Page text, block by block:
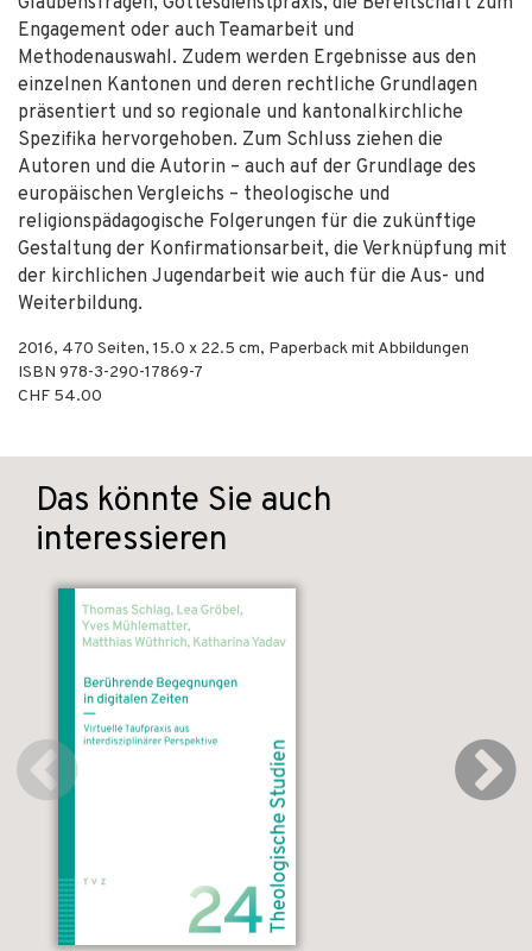
Engagement oder auch Teamarbeit und
Methodenauswahl. Zudem werden Ergebnisse aus den
einzelnen Kantonen und deren rechtliche Grundlagen
präsentiert und so regionale und kantonalkirchliche
Spezifika hervorgehoben. Zum Schluss ziehen die
Autoren und die Autorin – auch auf der Grundlage des
europäischen Vergleichs – theologische und
religionspädagogische Folgerungen für die zukünftige
Gestaltung der Konfirmationsarbeit, die Verknüpfung mit
der kirchlichen Jugendarbeit wie auch für die Aus- und
Weiterbildung.
2016, 470 Seiten, 15.0 x 22.5 cm, Paperback mit Abbildungen
ISBN 978-3-290-17869-7
CHF 54.00
Das könnte Sie auch
interessieren